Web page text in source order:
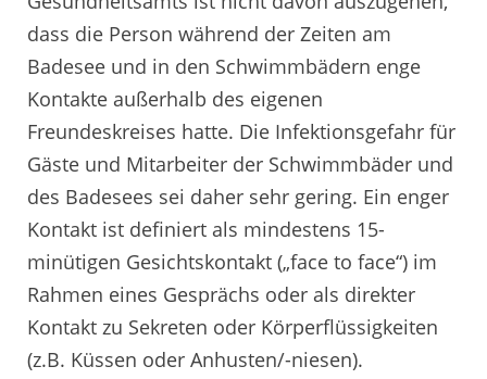
dass die Person während der Zeiten am
Badesee und in den Schwimmbädern enge
Kontakte außerhalb des eigenen
Freundeskreises hatte. Die Infektionsgefahr für
Gäste und Mitarbeiter der Schwimmbäder und
des Badesees sei daher sehr gering. Ein enger
Kontakt ist definiert als mindestens 15-
minütigen Gesichtskontakt („face to face“) im
Rahmen eines Gesprächs oder als direkter
Kontakt zu Sekreten oder Körperflüssigkeiten
(z.B. Küssen oder Anhusten/-niesen).